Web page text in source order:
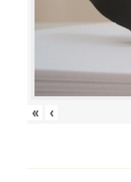
« ‹